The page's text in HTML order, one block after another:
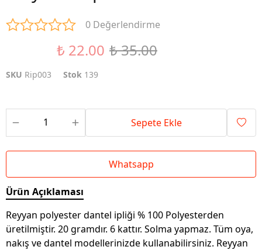
0 Değerlendirme
₺ 22.00 ₺ 35.00
SKU Rip003 Stok 139
Sepete Ekle
Whatsapp
Ürün Açıklaması
Reyyan polyester dantel ipliği % 100 Polyesterden
üretilmiştir. 20 gramdır. 6 kattır. Solma yapmaz. Tüm oya,
nakış ve dantel modellerinizde kullanabilirsiniz. Reyyan